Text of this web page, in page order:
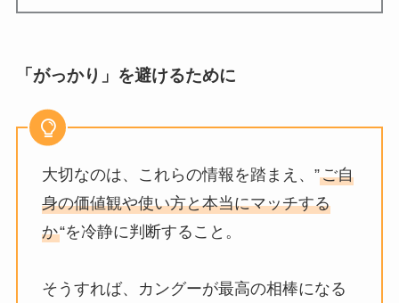
「がっかり」を避けるために
大切なのは、これらの情報を踏まえ、”ご自
身の価値観や使い方と本当にマッチする
か“を冷静に判断すること。
そうすれば、カングーが最高の相棒になる